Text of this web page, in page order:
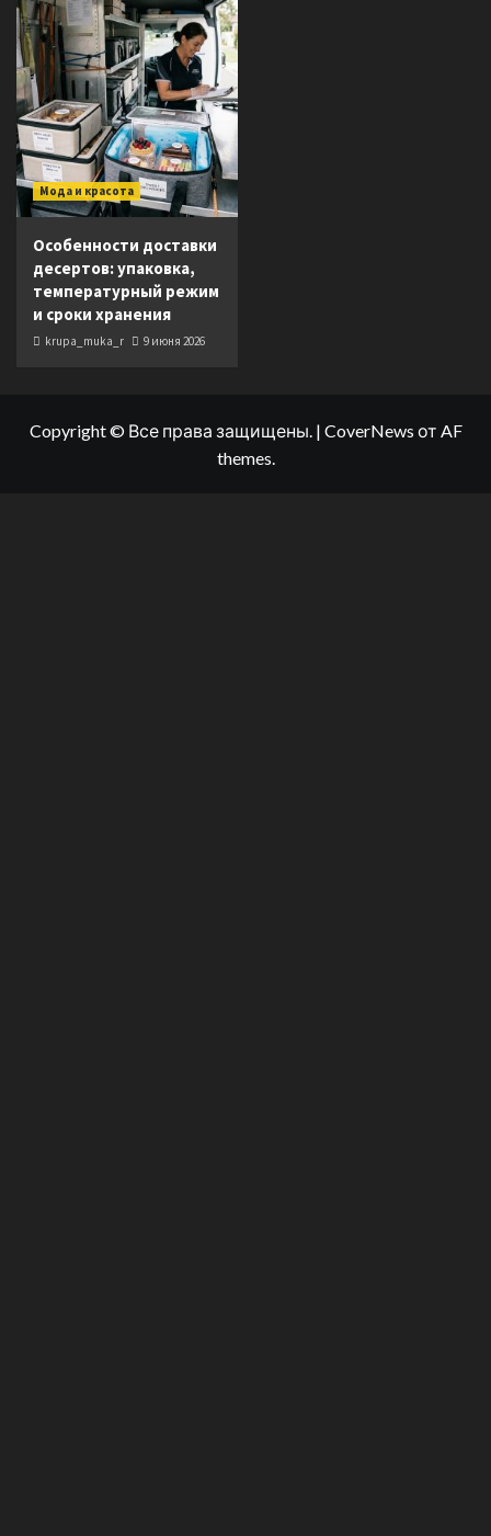
Мода и красота
Особенности доставки
десертов: упаковка,
температурный режим
и сроки хранения
krupa_muka_r 9 июня 2026
Copyright © Все права защищены. | CoverNews от AF
themes.